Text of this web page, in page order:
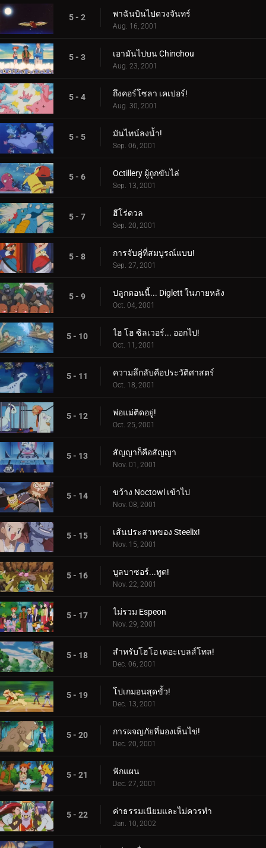
5 - 2 พาฉันบินไปดวงจันทร์
Aug. 16, 2001
5 - 3 เอามันไปบน Chinchou
Aug. 23, 2001
5 - 4 ถึงคอร์โซลา เคเปอร์!
Aug. 30, 2001
5 - 5 มันไทน์ลงน้ำ!
Sep. 06, 2001
5 - 6 Octillery ผู้ถูกขับไล่
Sep. 13, 2001
5 - 7 ฮีโร่ดวล
Sep. 20, 2001
5 - 8 การจับคู่ที่สมบูรณ์แบบ!
Sep. 27, 2001
5 - 9 ปลูกตอนนี้... Diglett ในภายหลัง
Oct. 04, 2001
5 - 10 ไฮ โฮ ซิลเวอร์... ออกไป!
Oct. 11, 2001
5 - 11 ความลึกลับคือประวัติศาสตร์
Oct. 18, 2001
5 - 12 พ่อแม่ติดอยู่!
Oct. 25, 2001
5 - 13 สัญญาก็คือสัญญา
Nov. 01, 2001
5 - 14 ขว้าง Noctowl เข้าไป
Nov. 08, 2001
5 - 15 เส้นประสาทของ Steelix!
Nov. 15, 2001
5 - 16 บูลบาซอร์...ทูต!
Nov. 22, 2001
5 - 17 ไม่รวม Espeon
Nov. 29, 2001
5 - 18 สำหรับโฮโอ เดอะเบลส์โทล!
Dec. 06, 2001
5 - 19 โปเกมอนสุดขั้ว!
Dec. 13, 2001
5 - 20 การผจญภัยที่มองเห็นไข่!
Dec. 20, 2001
5 - 21 ฟักแผน
Dec. 27, 2001
5 - 22 ค่าธรรมเนียมและไม่ควรทำ
Jan. 10, 2002